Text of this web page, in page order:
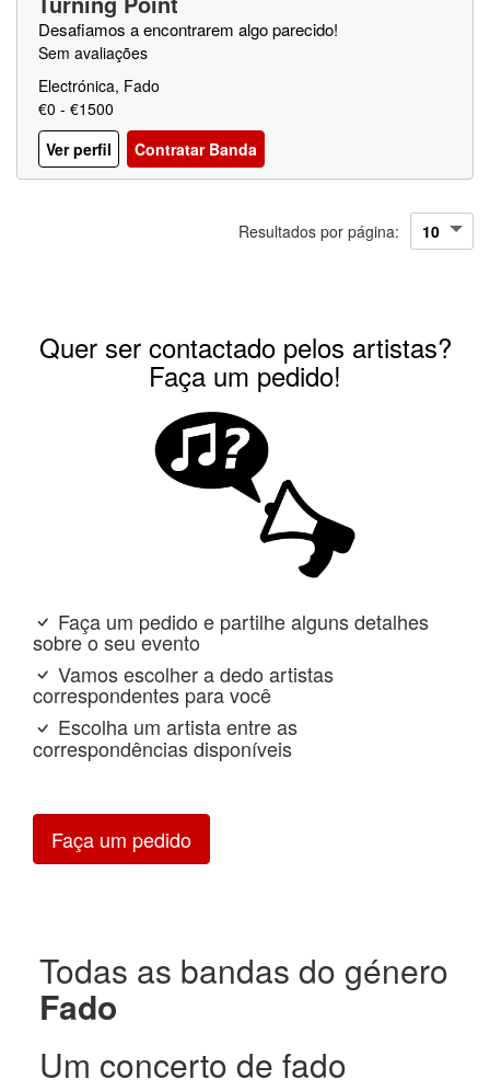
Desafiamos a encontrarem algo parecido!
Sem avaliações
Electrónica, Fado
€0 - €1500
Ver perfil
Contratar Banda
Resultados por página:
Quer ser contactado pelos artistas?
Faça um pedido!
Faça um pedido e partilhe alguns detalhes
sobre o seu evento
Vamos escolher a dedo artistas
correspondentes para você
Escolha um artista entre as
correspondências disponíveis
Faça um pedido
Todas as bandas do género
Fado
Um concerto de fado